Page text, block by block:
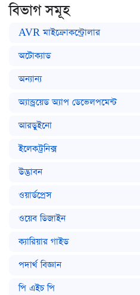
বিভাগ সমূহ
AVR মাইক্রোকন্ট্রোলার
অটোক্যাড
অন্যান্য
অ্যান্ড্রয়েড অ্যাপ ডেভেলপমেন্ট
আরডুইনো
ইলেকট্রনিক্স
উদ্ভাবন
ওয়ার্ডপ্রেস
ওয়েব ডিজাইন
ক্যারিয়ার গাইড
পদার্থ বিজ্ঞান
পি এইচ পি